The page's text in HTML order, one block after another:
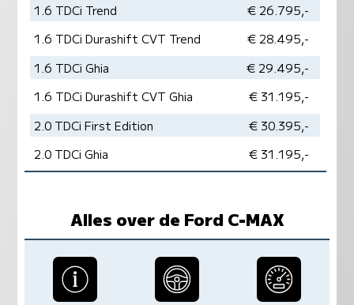
1.6 TDCi Trend
€ 26.795,-
1.6 TDCi Durashift CVT Trend
€ 28.495,-
1.6 TDCi Ghia
€ 29.495,-
1.6 TDCi Durashift CVT Ghia
€ 31.195,-
2.0 TDCi First Edition
€ 30.395,-
2.0 TDCi Ghia
€ 31.195,-
Alles over de Ford C-MAX